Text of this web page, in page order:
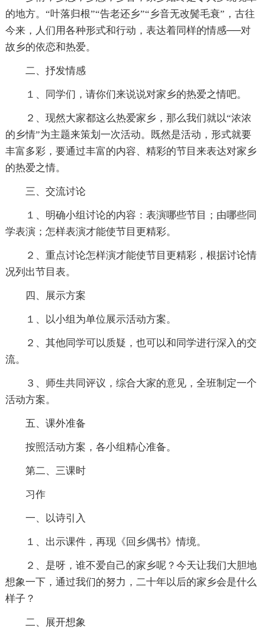
的地方。“叶落归根”“告老还乡”“乡音无改鬓毛衰”，古往
今来，人们用各种形式和行动，表达着同样的情感──对
故乡的依恋和热爱。
二、抒发情感
１、同学们，请你们来说说对家乡的热爱之情吧。
２、现然大家都这么热爱家乡，那么我们就以“浓浓
的乡情”为主题来策划一次活动。既然是活动，形式就要
丰富多彩，要通过丰富的内容、精彩的节目来表达对家乡
的热爱之情。
三、交流讨论
１、明确小组讨论的内容：表演哪些节目；由哪些同
学表演；怎样表演才能使节目更精彩。
２、重点讨论怎样演才能使节目更精彩，根据讨论情
况列出节目表。
四、展示方案
１、以小组为单位展示活动方案。
２、其他同学可以质疑，也可以和同学进行深入的交
流。
３、师生共同评议，综合大家的意见，全班制定一个
活动方案。
五、课外准备
按照活动方案，各小组精心准备。
第二、三课时
习作
一、以诗引入
１、出示课件，再现《回乡偶书》情境。
２、是呀，谁不爱自己的家乡呢？今天让我们大胆地
想象一下，通过我们的努力，二十年以后的家乡会是什么
样子？
二、展开想象